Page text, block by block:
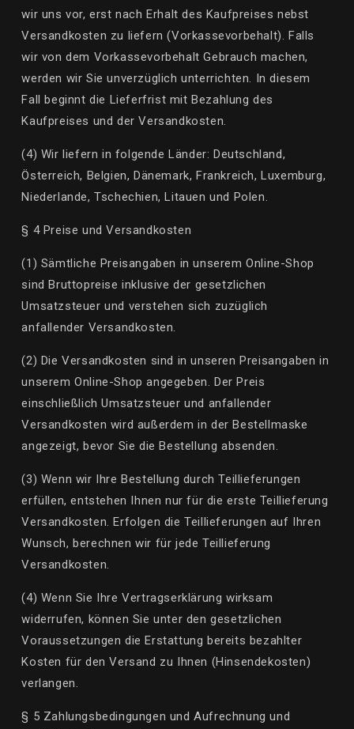
wir uns vor, erst nach Erhalt des Kaufpreises nebst
Versandkosten zu liefern (Vorkassevorbehalt). Falls
wir von dem Vorkassevorbehalt Gebrauch machen,
werden wir Sie unverzüglich unterrichten. In diesem
Fall beginnt die Lieferfrist mit Bezahlung des
Kaufpreises und der Versandkosten.
(4) Wir liefern in folgende Länder: Deutschland,
Österreich, Belgien, Dänemark, Frankreich,Luxemburg,
Niederlande, Tschechien, Litauen und Polen.
§ 4 Preise und Versandkosten
(1) Sämtliche Preisangaben in unserem Online-Shop
sind Bruttopreise inklusive der gesetzlichen
Umsatzsteuer und verstehen sich zuzüglich
anfallender Versandkosten.
(2) Die Versandkosten sind in unseren Preisangaben in
unserem Online-Shop angegeben. Der Preis
einschließlich Umsatzsteuer und anfallender
Versandkosten wird außerdem in der Bestellmaske
angezeigt, bevor Sie die Bestellung absenden.
(3) Wenn wir Ihre Bestellung durch Teillieferungen
erfüllen, entstehen Ihnen nur für die erste Teillieferung
Versandkosten. Erfolgen die Teillieferungen auf Ihren
Wunsch, berechnen wir für jede Teillieferung
Versandkosten.
(4) Wenn Sie Ihre Vertragserklärung wirksam
widerrufen, können Sie unter den gesetzlichen
Voraussetzungen die Erstattung bereits bezahlter
Kosten für den Versand zu Ihnen (Hinsendekosten)
verlangen.
§ 5 Zahlungsbedingungen und Aufrechnung und